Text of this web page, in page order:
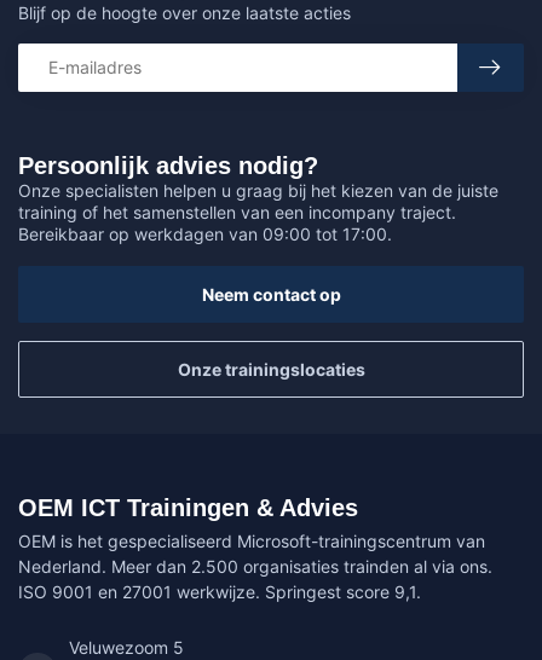
Persoonlijk advies nodig?
Onze specialisten helpen u graag bij het kiezen van de juiste
training of het samenstellen van een incompany traject.
Bereikbaar op werkdagen van 09:00 tot 17:00.
Neem contact op
Onze trainingslocaties
Blijf op de hoogte over onze laatste acties
OEM ICT Trainingen & Advies
OEM is het gespecialiseerd Microsoft-trainingscentrum van
Nederland. Meer dan 2.500 organisaties trainden al via ons.
ISO 9001 en 27001 werkwijze. Springest score 9,1.
Veluwezoom 5